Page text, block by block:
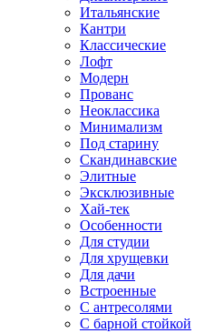
Итальянские
Кантри
Классические
Лофт
Модерн
Прованс
Неоклассика
Минимализм
Под старину
Скандинавские
Элитные
Эксклюзивные
Хай-тек
Особенности
Для студии
Для хрущевки
Для дачи
Встроенные
С антресолями
С барной стойкой